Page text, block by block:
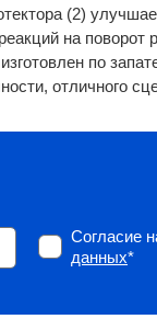
(2)
на
по
отличного
Согласие
данных*